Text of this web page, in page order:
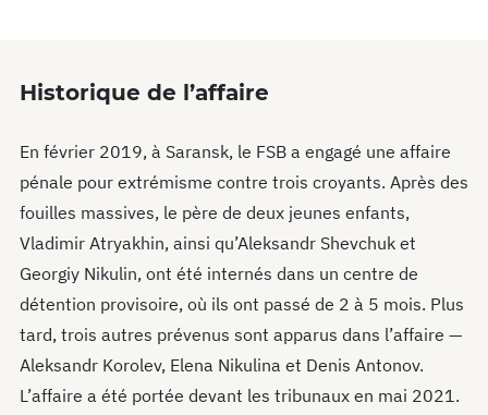
Historique de l’affaire
En février 2019, à Saransk, le FSB a engagé une affaire
pénale pour extrémisme contre trois croyants. Après des
fouilles massives, le père de deux jeunes enfants,
Vladimir Atryakhin, ainsi qu’Aleksandr Shevchuk et
Georgiy Nikulin, ont été internés dans un centre de
détention provisoire, où ils ont passé de 2 à 5 mois. Plus
tard, trois autres prévenus sont apparus dans l’affaire —
Aleksandr Korolev, Elena Nikulina et Denis Antonov.
L’affaire a été portée devant les tribunaux en mai 2021.